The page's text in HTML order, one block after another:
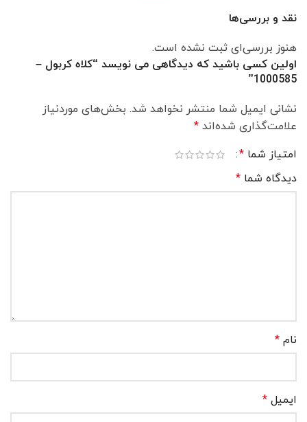
نقد و بررسی‌ها
هنوز بررسی‌ای ثبت نشده است.
اولین کسی باشید که دیدگاهی می نویسد “کلاه کربول –
1000585”
نشانی ایمیل شما منتشر نخواهد شد. بخش‌های موردنیاز
علامت‌گذاری شده‌اند *
امتیاز شما *
دیدگاه شما *
نام *
ایمیل *